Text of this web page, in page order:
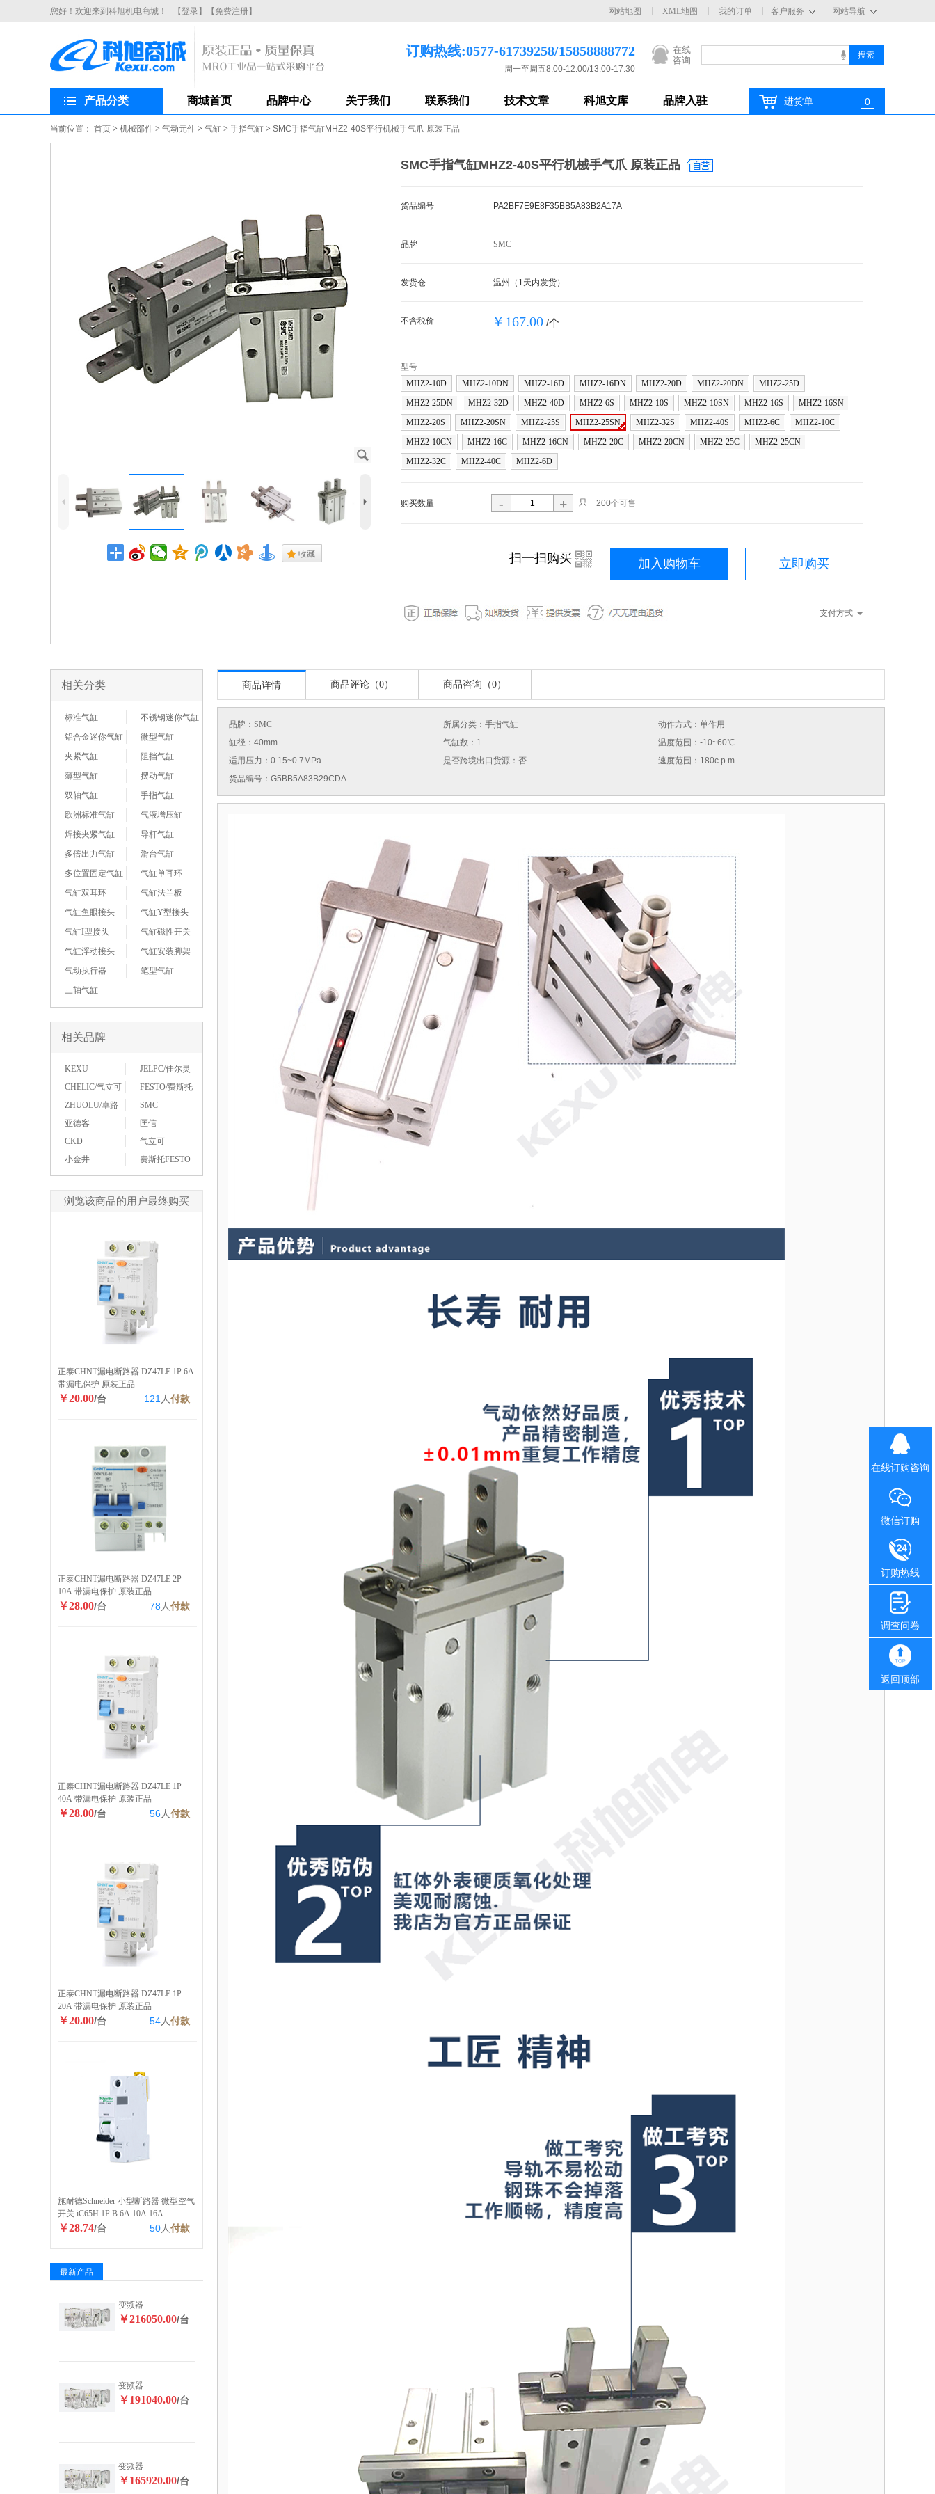
您好！欢迎来到科旭机电商城！ 【登录】 【免费注册】 网站导航
客户服务
网站地图 XML地图 我的订单
在线
咨询
订购热线:0577-61739258/15858888772
周一至周五8:00-12:00/13:00-17:30
产品分类 商城首页 品牌中心 关于我们 联系我们 技术文章 科旭文库 品牌入驻 进货单 0
当前位置： 首页 > 机械部件 > 气动元件 > 气缸 > 手指气缸 > SMC手指气缸MHZ2-40S平行机械手气爪 原装正品
J
4 5
. 收藏
SMC手指气缸MHZ2-40S平行机械手气爪 原装正品
货品编号 PA2BF7E9E8F35BB5A83B2A17A
品牌 SMC
发货仓 温州（1天内发货）
不含税价 ￥167.00 /个
型号
MHZ2-10D
MHZ2-10DN MHZ2-16D MHZ2-16DN MHZ2-20D MHZ2-20DN
MHZ2-25D
MHZ2-25DN
MHZ2-32D MHZ2-40D MHZ2-6S MHZ2-10S MHZ2-10SN MHZ2-16S
MHZ2-16SN
MHZ2-20S
MHZ2-20SN MHZ2-25S MHZ2-25SN MHZ2-32S MHZ2-40S MHZ2-6C
MHZ2-10C
MHZ2-10CN
MHZ2-16C MHZ2-16CN MHZ2-20C MHZ2-20CN MHZ2-25C
MHZ2-25CN
MHZ2-32C
MHZ2-40C MHZ2-6D
购买数量 - + 只 200个可售
立即购买
加入购物车
扫一扫购买 i
支付方式
相关分类
标准气缸
不锈钢迷你气缸
铝合金迷你气缸
微型气缸
夹紧气缸
阻挡气缸
薄型气缸
摆动气缸
双轴气缸
手指气缸
欧洲标准气缸
气液增压缸
焊接夹紧气缸
导杆气缸
多倍出力气缸
滑台气缸
多位置固定气缸
气缸单耳环
气缸双耳环
气缸法兰板
气缸鱼眼接头
气缸Y型接头
气缸I型接头
气缸磁性开关
气缸浮动接头
气缸安装脚架
气动执行器
笔型气缸
三轴气缸
相关品牌
KEXU
JELPC/佳尔灵
CHELIC/气立可
FESTO/费斯托
ZHUOLU/卓路
SMC
亚德客
匡信
CKD
气立可
小金井
费斯托FESTO
浏览该商品的用户最终购买
正泰CHNT漏电断路器 DZ47LE 1P 6A
带漏电保护 原装正品
￥20.00/台 121 人付款
正泰CHNT漏电断路器 DZ47LE 2P
10A 带漏电保护 原装正品
￥28.00/台 78 人付款
正泰CHNT漏电断路器 DZ47LE 1P
40A 带漏电保护 原装正品
￥28.00/台 56人付款
正泰CHNT漏电断路器 DZ47LE 1P
20A 带漏电保护 原装正品
￥20.00/台 54人付款
施耐德Schneider 小型断路器 微型空气
开关 iC65H 1P B 6A 10A 16A
￥28.74/台 50人付款
最新产品
变频器
￥216050.00/台
变频器
￥191040.00/台
变频器
￥165920.00/台
商品详情 商品评论（0） 商品咨询（0）
品牌： SMC 所属分类：手指气缸
动作方式：单作用
缸径：40mm
气缸数：1
温度范围：-10~60℃
适用压力：0.15~0.7MPa
是否跨境出口货源：否
速度范围：180c.p.m
货品编号：G5BB5A83B29CDA
在线订购咨询
微信订购
订购热线
调查问卷
返回顶部